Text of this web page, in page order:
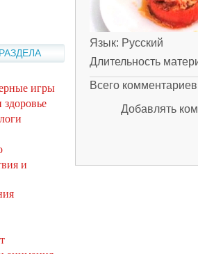
игры
здоровье
и
Язык: Русский
Длительность
Всего комментариев
Добавлять